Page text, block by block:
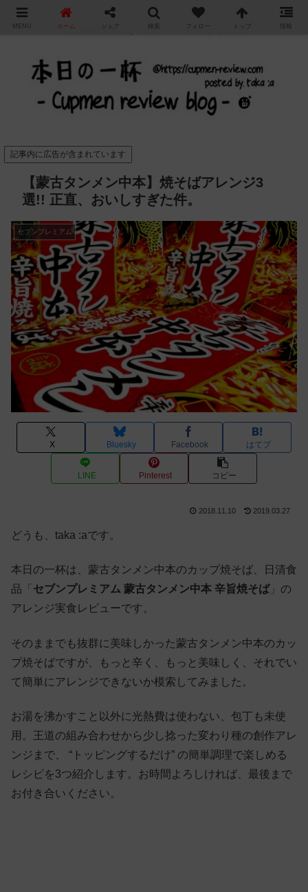
カップ麺の新商品をレビュー / アレンジするブログ
記事内に広告が含まれています
【蒙古タンメン中本】焼そばアレンジ3
選!! 正直、おいしすぎた件。
セブンプレミアム
X Bluesky Facebook はてブ
LINE Pinterest コピー
2018.11.10 2019.03.27
どうも、taka :aです。
本日の一杯は、蒙古タンメン中本のカップ焼そば、日清食
品「 セブンプレミアム 蒙古タンメン中本 辛旨焼そば」の
アレンジ実食レビューです。
そのままでも抜群に美味しかった蒙古タンメン中本のカッ
プ焼そばですが、もっと辛く、もっと美味しく、それでい
て簡単にアレンジできないか模索してみました。
お湯を沸かすこと以外に光熱費は使わない、包丁も未使
用。王道の組み合わせから少し捻った変わり種の創作アレ
ンジまで、 “トッピングするだけ” の簡単調理で楽しめる
レシピを3つ紹介します。お時間よろしければ、最後まで
お付き合いください。
MENU ホーム シェア 検索 フォロー トップ 情報